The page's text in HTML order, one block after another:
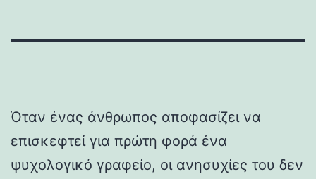
Όταν ένας άνθρωπος αποφασίζει να
επισκεφτεί για πρώτη φορά ένα
ψυχολογικό γραφείο, οι ανησυχίες του δεν